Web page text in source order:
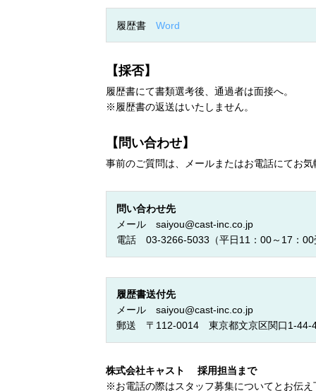
履歴書 Word
【採否】
履歴書にて書類選考後、通過者は面接へ。
※履歴書の返送はいたしません。
【問い合わせ】
事前のご質問は、メールまたはお電話にてお
問い合わせ先
メール saiyou@cast-inc.co.jp
電話 03-3266-5033（平日11：00～17：00
履歴書送付先
メール saiyou@cast-inc.co.jp
郵送 〒112-0014 東京都文京区関口1-44-
株式会社キャスト 採用担当まで
※お電話の際はスタッフ募集についてとお伝